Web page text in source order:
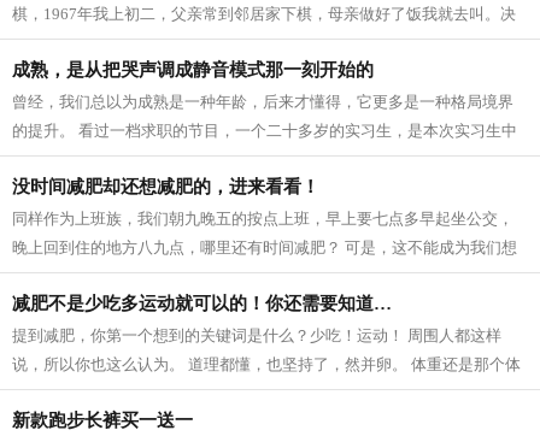
棋，1967年我上初二，父亲常到邻居家下棋，母亲做好了饭我就去叫。决
不出胜负的二人决不罢休，我只得站在旁...
成熟，是从把哭声调成静音模式那一刻开始的
曾经，我们总以为成熟是一种年龄，后来才懂得，它更多是一种格局境界
的提升。 看过一档求职的节目，一个二十多岁的实习生，是本次实习生中
唯一的本科生。 当他提到自己毕业于...
没时间减肥却还想减肥的，进来看看！
同样作为上班族，我们朝九晚五的按点上班，早上要七点多早起坐公交，
晚上回到住的地方八九点，哪里还有时间减肥？ 可是，这不能成为我们想
要拥有好的身材的绊脚石，没时间专注...
减肥不是少吃多运动就可以的！你还需要知道…
提到减肥，你第一个想到的关键词是什么？少吃！运动！ 周围人都这样
说，所以你也这么认为。 道理都懂，也坚持了，然并卵。 体重还是那个体
重，你还是曾经的你 表着急，看下文治...
新款跑步长裤买一送一